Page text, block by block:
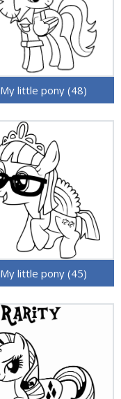
My little pony (48)
My little pony (45)